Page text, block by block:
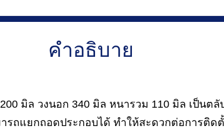
คำอธิบาย
มิล วงนอก 340 มิล หนารวม 110 มิล เป็นต
รถแยกถอดประกอบได้ ทำให้สะดวกต่อการติด